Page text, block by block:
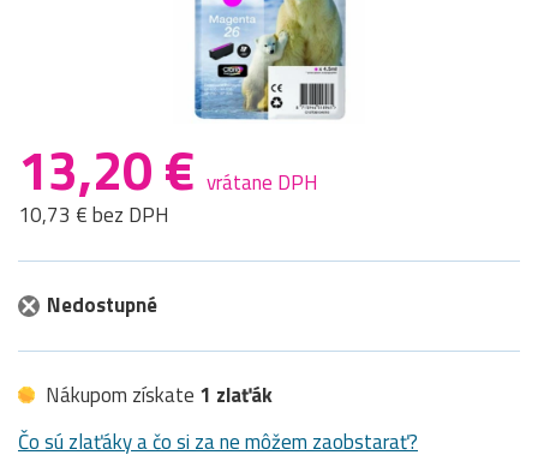
13,20 € vrátane DPH
10,73 € bez DPH
Nedostupné
Nákupom získate 1 zlaťák
Čo sú zlaťáky a čo si za ne môžem zaobstarať?